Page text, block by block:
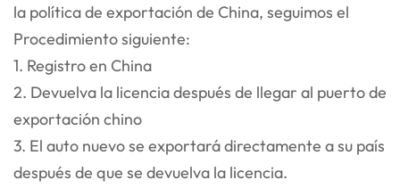
la política de exportación de China, seguimos el
Procedimiento siguiente:
1. Registro en China
2. Devuelva la licencia después de llegar al puerto de
exportación chino
3. El auto nuevo se exportará directamente a su país
después de que se devuelva la licencia.